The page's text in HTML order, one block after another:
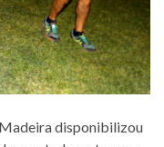
disponibilizou